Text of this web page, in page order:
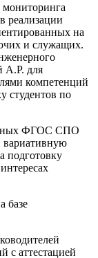
мониторинга
реализации
на
и служащих.
А.Р. для
компетенций
студентов по
ФГОС СПО
вариативную
подготовку
базе
с аттестацией